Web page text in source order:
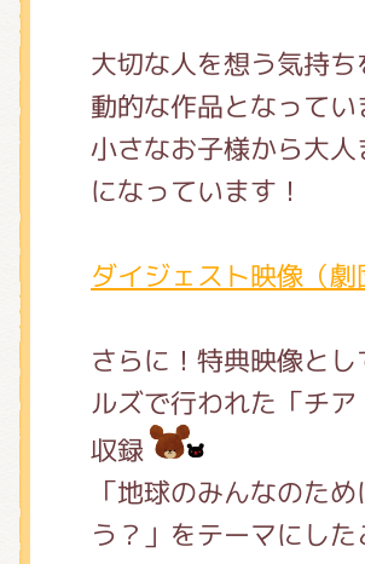
⼤切な⼈を想う気持
動的な作品となってい
小さなお子様から⼤
になっています！
ダイジェスト映像（
さらに！特典映像と
ルズで行われた「チ
収録
「地球のみんなのた
う？」をテーマにし